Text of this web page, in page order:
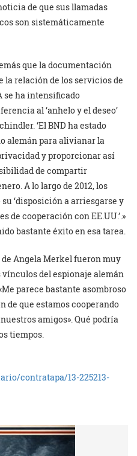
de que sus llamadas
son sistemáticamente
que la documentación
la relación de los servicios de
se ha intensificado
al ‘anhelo y el deseo’
‘El BND ha estado
alemán para alivianar la
y proporcionar así
de compartir
A lo largo de 2012, los
‘disposición a arriesgarse y
de cooperación con EE.UU.’.»
bastante éxito en esa tarea.
Angela Merkel fueron muy
del espionaje alemán
parece bastante asombroso
de que estamos cooperando
amigos». Qué podría
tiempos.
contratapa/13-225213-